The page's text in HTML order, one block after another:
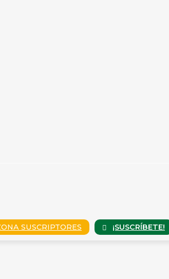
SUSCRIPTORES ¡SUSCRÍBETE!